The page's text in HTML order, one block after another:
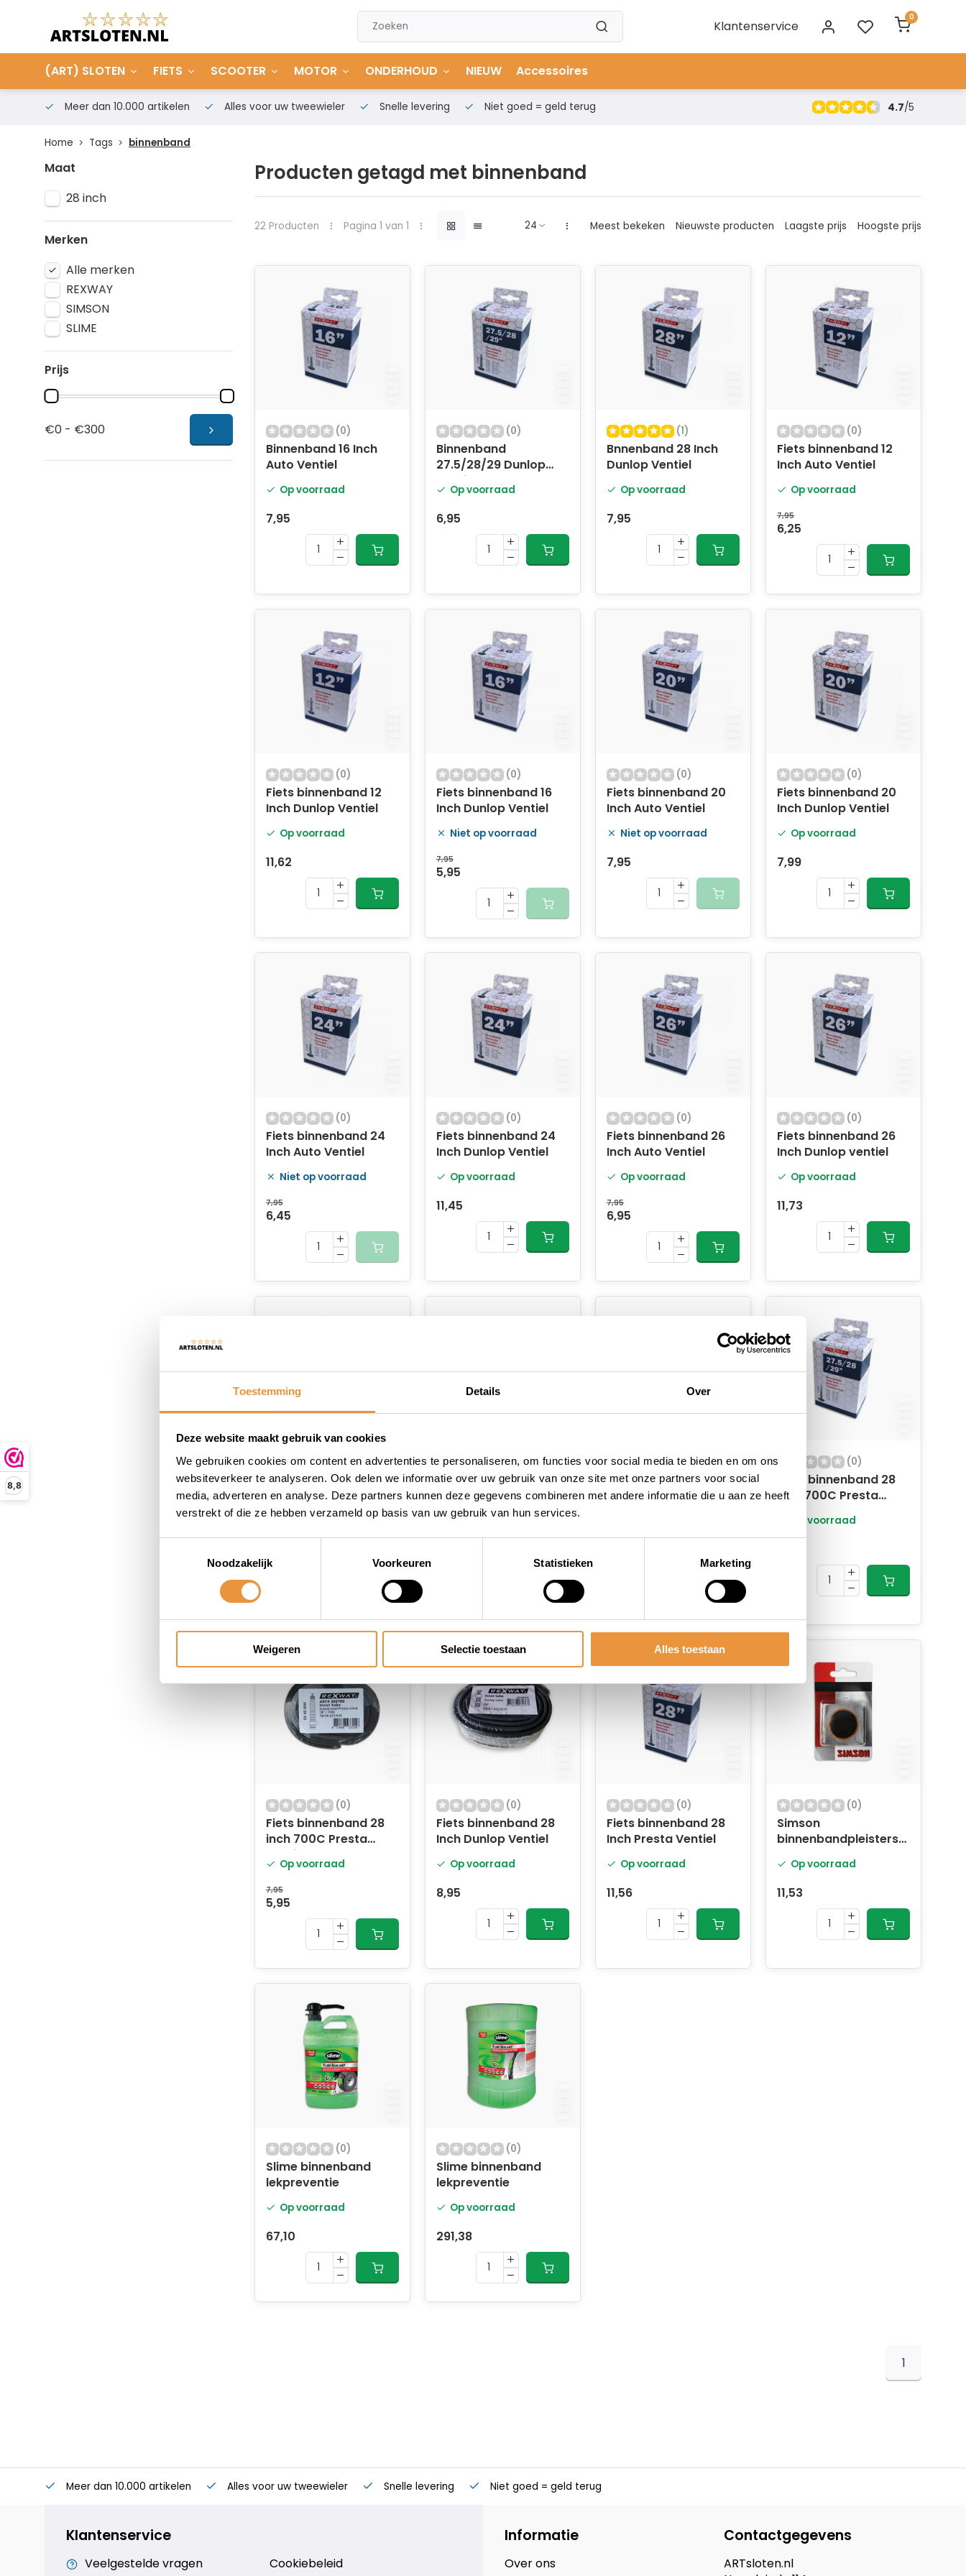
Toestemming Details Over
Deze website maakt gebruik van cookies
We gebruiken cookies om content en advertenties te personaliseren, om functies voor social media te bieden en om ons
websiteverkeer te analyseren. Ook delen we informatie over uw gebruik van onze site met onze partners voor social
media, adverteren en analyse. Deze partners kunnen deze gegevens combineren met andere informatie die u aan ze heeft
verstrekt of die ze hebben verzameld op basis van uw gebruik van hun services.
Noodzakelijk
Voorkeuren Statistieken Marketing
Weigeren Selectie toestaan Alles toestaan
8,8
Klantenservice
0
(ART) SLOTEN FIETS SCOOTER MOTOR ONDERHOUD NIEUW Accessoires
Meer dan 10.000 artikelen Alles voor uw tweewieler Snelle levering Niet goed = geld terug 4.7/5
Home Tags binnenband
Maat
28 inch
Merken
Alle merken
REXWAY
SIMSON
SLIME
Prijs
€0 - €300
Producten getagd met binnenband
22 Producten Pagina 1 van 1 Meest bekeken Nieuwste producten Laagste prijs Hoogste prijs
(0)
Binnenband 16 Inch
Auto Ventiel
Op voorraad
7,95
(0)
Binnenband
27.5/28/29 Dunlop
Ventiel
Op voorraad
6,95
(1)
Bnnenband 28 Inch
Dunlop Ventiel
Op voorraad
7,95
(0)
Fiets binnenband 12
Inch Auto Ventiel
Op voorraad
7,95
6,25
(0)
Fiets binnenband 12
Inch Dunlop Ventiel
Op voorraad
11,62
(0)
Fiets binnenband 16
Inch Dunlop Ventiel
Niet op voorraad
7,95
5,95
(0)
Fiets binnenband 20
Inch Auto Ventiel
Niet op voorraad
7,95
(0)
Fiets binnenband 20
Inch Dunlop Ventiel
Op voorraad
7,99
(0)
Fiets binnenband 24
Inch Auto Ventiel
Niet op voorraad
7,95
6,45
(0)
Fiets binnenband 24
Inch Dunlop Ventiel
Op voorraad
11,45
(0)
Fiets binnenband 26
Inch Auto Ventiel
Op voorraad
7,95
6,95
(0)
Fiets binnenband 26
Inch Dunlop ventiel
Op voorraad
11,73
(0)
Fiets binnenband 26
Inch Dunlop Ventiel
Op voorraad
6,45
(0)
Fiets binnenband 26
Inch Presta Ventiel
Op voorraad
(0)
Fiets binnenband
27.5/28/29 Inch SV
(0)
Fiets binnenband 28
Inch 700C Presta
Op voorraad
(0)
Fiets binnenband 28
inch 700C Presta
Ventiel
Op voorraad
7,95
5,95
(0)
Fiets binnenband 28
Inch Dunlop Ventiel
Op voorraad
8,95
(0)
Fiets binnenband 28
Inch Presta Ventiel
Op voorraad
11,56
(0)
Simson
binnenbandpleisters
Op voorraad
11,53
(0)
Slime binnenband
lekpreventie
Op voorraad
67,10
(0)
Slime binnenband
lekpreventie
Op voorraad
291,38
1
Meer dan 10.000 artikelen Alles voor uw tweewieler Snelle levering Niet goed = geld terug
Klantenservice
Veelgestelde vragen
Cookiebeleid
Informatie
Over ons
Contactgegevens
ARTsloten.nl